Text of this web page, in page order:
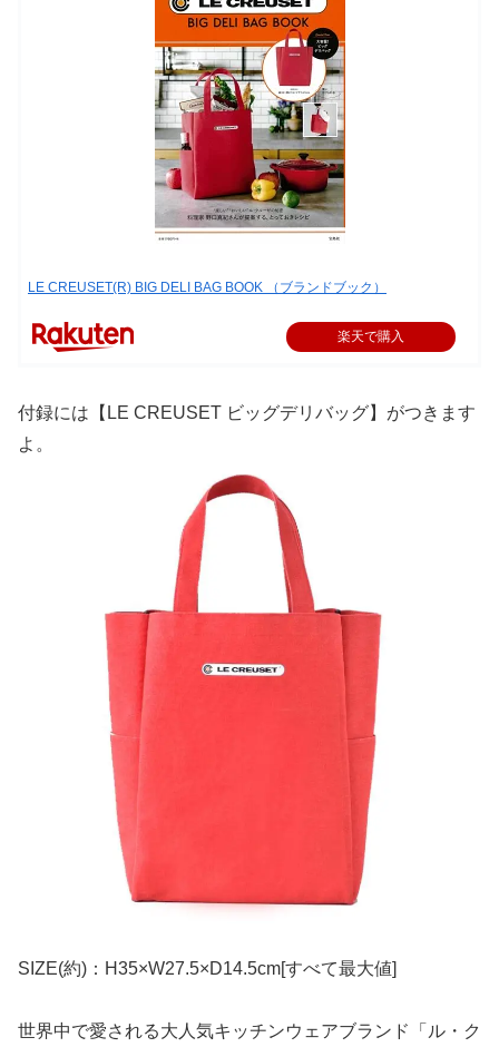
LE CREUSET(R) BIG DELI BAG BOOK （ブランドブック）
楽天で購入
付録には【LE CREUSET ビッグデリバッグ】がつきます
よ。
SIZE(約)：H35×W27.5×D14.5cm[すべて最大値]
世界中で愛される大人気キッチンウェアブランド「ル・ク